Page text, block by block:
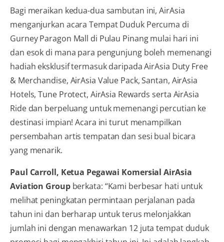
Bagi meraikan kedua-dua sambutan ini, AirAsia
menganjurkan acara Tempat Duduk Percuma di
Gurney Paragon Mall di Pulau Pinang mulai hari ini
dan esok di mana para pengunjung boleh memenangi
hadiah eksklusif termasuk daripada AirAsia Duty Free
& Merchandise, AirAsia Value Pack, Santan, AirAsia
Hotels, Tune Protect, AirAsia Rewards serta AirAsia
Ride dan berpeluang untuk memenangi percutian ke
destinasi impian! Acara ini turut menampilkan
persembahan artis tempatan dan sesi bual bicara
yang menarik.
Paul Carroll, Ketua Pegawai Komersial AirAsia
Aviation Groupberkata: “Kami berbesar hati untuk
melihat peningkatan permintaan perjalanan pada
tahun ini dan berharap untuk terus melonjakkan
jumlah ini dengan menawarkan 12 juta tempat duduk